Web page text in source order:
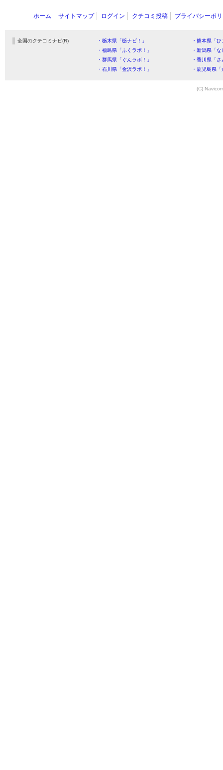
ホーム サイトマップ ログイン クチコミ投稿 プライバシーポ
全国のクチコミナビ(R) ・栃木県「栃ナビ！」
・熊本県「
・福島県「ふくラボ！」
・新潟県「
・群馬県「ぐんラボ！」
・香川県「
・石川県「金沢ラボ！」
・鹿児島県
(C)